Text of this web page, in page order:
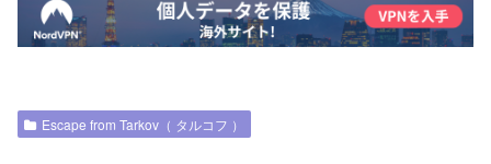
Escape from Tarkov（ タルコフ ）